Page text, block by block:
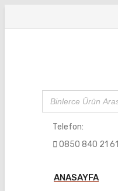
Telefon:
0850 840 21 61
ANASAYFA